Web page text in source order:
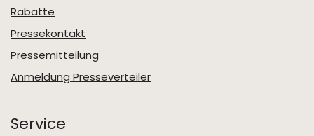
Rabatte
Pressekontakt
Pressemitteilung
Anmeldung Presseverteiler
Service